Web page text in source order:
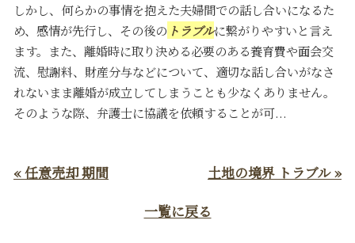
しかし、何らかの事情を抱えた夫婦間での話し合いになるた
め、感情が先行し、その後の トラブルに繋がりやすいと言え
ます。また、離婚時に取り決める必要のある養育費や面会交
流、慰謝料、財産分与などについて、適切な話し合いがなさ
れないまま離婚が成立してしまうことも少なくありません。
そのような際、弁護士に協議を依頼することが可...
« 任意売却 期間
土地の境界 トラブル »
一覧に戻る